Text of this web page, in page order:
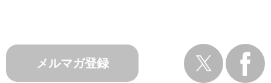
メルマガ登録